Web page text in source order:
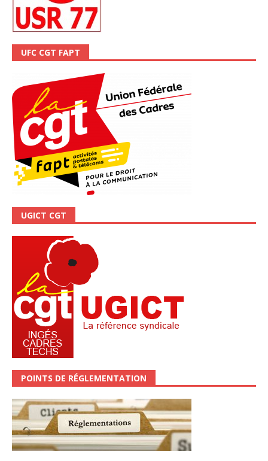
UFC CGT FAPT
UGICT CGT
POINTS DE RÉGLEMENTATION